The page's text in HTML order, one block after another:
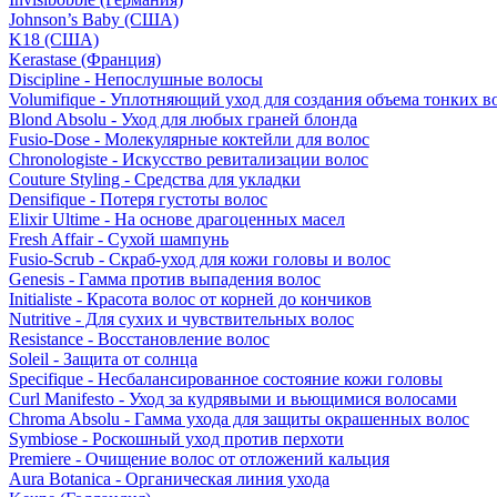
Johnson’s Baby (США)
K18 (США)
Kerastase (Франция)
Discipline - Непослушные волосы
Volumifique - Уплотняющий уход для создания объема тонких
Blond Absolu - Уход для любых граней блонда
Fusio-Dose - Молекулярные коктейли для волос
Chronologiste - Искусство ревитализации волос
Couture Styling - Средства для укладки
Densifique - Потеря густоты волос
Elixir Ultime - На основе драгоценных масел
Fresh Affair - Сухой шампунь
Fusio-Scrub - Скраб-уход для кожи головы и волос
Genesis - Гамма против выпадения волос
Initialiste - Красота волос от корней до кончиков
Nutritive - Для сухих и чувствительных волос
Resistance - Восстановление волос
Soleil - Защита от солнца
Specifique - Несбалансированное состояние кожи головы
Curl Manifesto - Уход за кудрявыми и вьющимися волосами
Chroma Absolu - Гамма ухода для защиты окрашенных волос
Symbiose - Роскошный уход против перхоти
Premiere - Очищение волос от отложений кальция
Aura Botanica - Органическая линия ухода